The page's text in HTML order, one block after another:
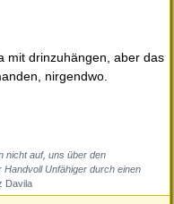
mit drinzuhängen, aber das
nirgendwo.
nicht auf, uns über den
Unfähiger durch einen
Davila